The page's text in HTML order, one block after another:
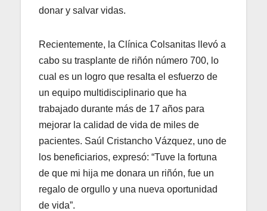
donar y salvar vidas.
Recientemente, la Clínica Colsanitas llevó a
cabo su trasplante de riñón número 700, lo
cual es un logro que resalta el esfuerzo de
un equipo multidisciplinario que ha
trabajado durante más de 17 años para
mejorar la calidad de vida de miles de
pacientes. Saúl Cristancho Vázquez, uno de
los beneficiarios, expresó: “Tuve la fortuna
de que mi hija me donara un riñón, fue un
regalo de orgullo y una nueva oportunidad
de vida”.